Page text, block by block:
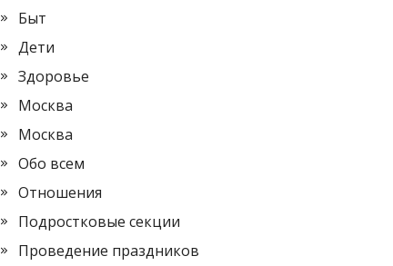
Быт
Дети
Здоровье
Москва
Москва
Обо всем
Отношения
Подростковые секции
Проведение праздников